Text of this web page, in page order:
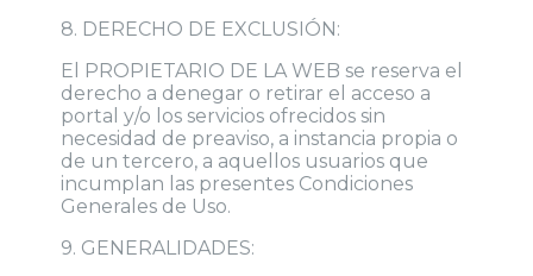
8. DERECHO DE EXCLUSIÓN:
El PROPIETARIO DE LA WEB se reserva el
derecho a denegar o retirar el acceso a
portal y/o los servicios ofrecidos sin
necesidad de preaviso, a instancia propia o
de un tercero, a aquellos usuarios que
incumplan las presentes Condiciones
Generales de Uso.
9. GENERALIDADES: